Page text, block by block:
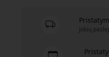
Jokių